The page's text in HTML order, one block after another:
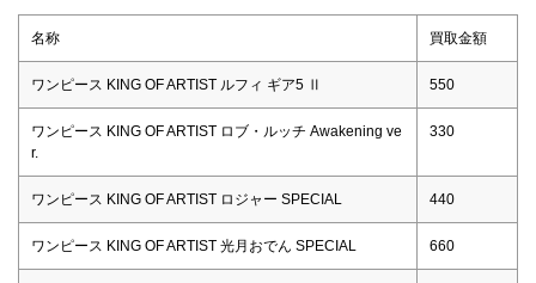
名称 買取金額
ワンピース KING OF ARTIST ルフィ ギア5 Ⅱ 550
ワンピース KING OF ARTIST ロブ・ルッチ Awakening ve
r.
330
ワンピース KING OF ARTIST ロジャー SPECIAL 440
ワンピース KING OF ARTIST 光月おでん SPECIAL 660